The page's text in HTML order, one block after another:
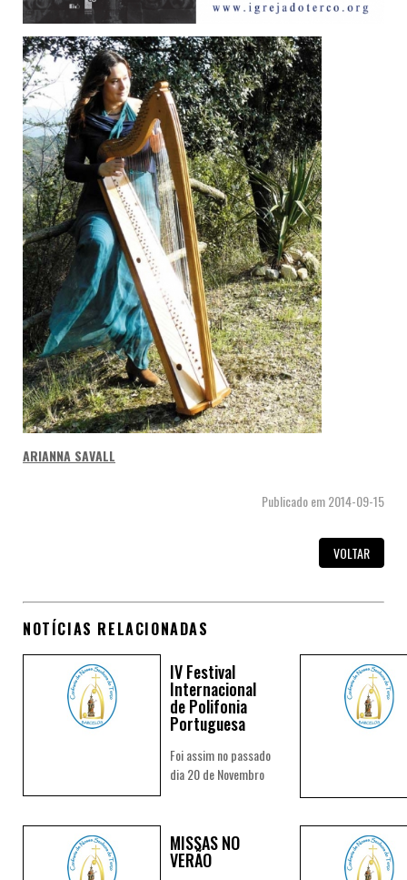
ARIANNA SAVALL
Publicado em 2014-09-15
VOLTAR
NOTÍCIAS RELACIONADAS
IV Festival
Internacional
de Polifonia
Portuguesa
Foi assim no passado
dia 20 de Novembro
MISSAS NO
VERÃO